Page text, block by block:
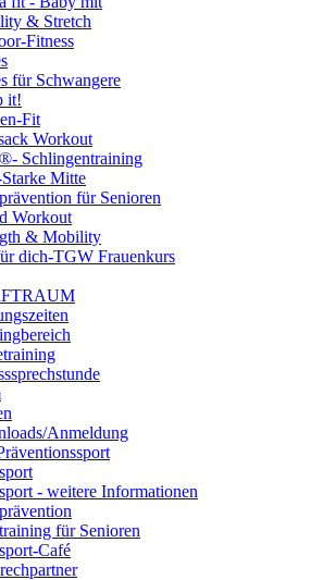
& Stretch
Fitness
für Schwangere
it!
Fit
Workout
Schlingentraining
Mitte
für Senioren
Workout
& Mobility
dich-TGW Frauenkurs
Anmeldung
- weitere Informationen
für Senioren
Café